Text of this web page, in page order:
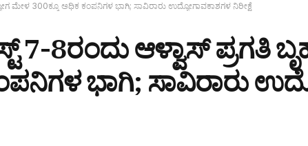
ಮೇಳ 300ಕ್ಕೂ ಅಧಿಕ ಕಂಪನಿಗಳ ಭಾಗಿ; ಸಾವಿರಾರು ಉದ್ಯೋಗಾವಕಾಶಗಳ ನಿರೀಕ್ಷೆ
8ರಂದು ಆಳ್ವಾಸ್ ಪ್ರಗತಿ
ಭಾಗಿ; ಸಾವಿರಾರು